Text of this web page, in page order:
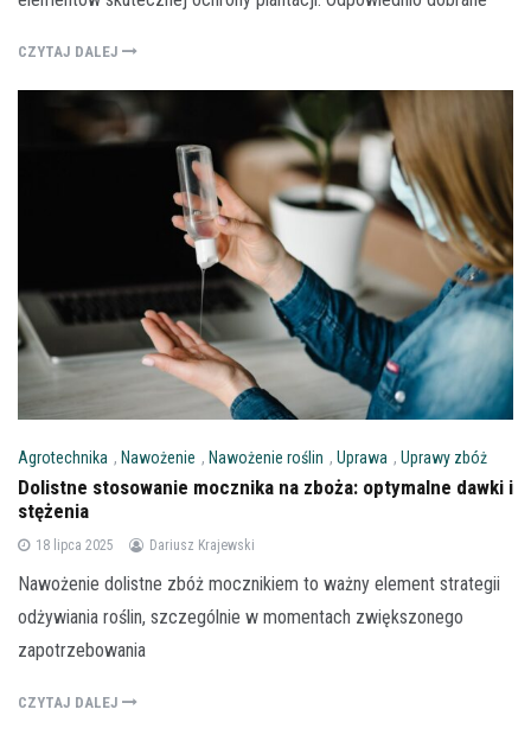
CZYTAJ DALEJ
Agrotechnika , Nawożenie , Nawożenie roślin , Uprawa , Uprawy zbóż
Dolistne stosowanie mocznika na zboża: optymalne dawki i
stężenia
18 lipca 2025 Dariusz Krajewski
Nawożenie dolistne zbóż mocznikiem to ważny element strategii
odżywiania roślin, szczególnie w momentach zwiększonego
zapotrzebowania
CZYTAJ DALEJ